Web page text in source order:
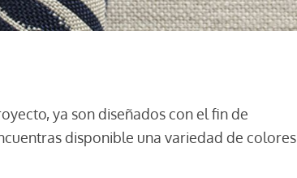
ya son diseñados con el fin de
disponible una variedad de colores